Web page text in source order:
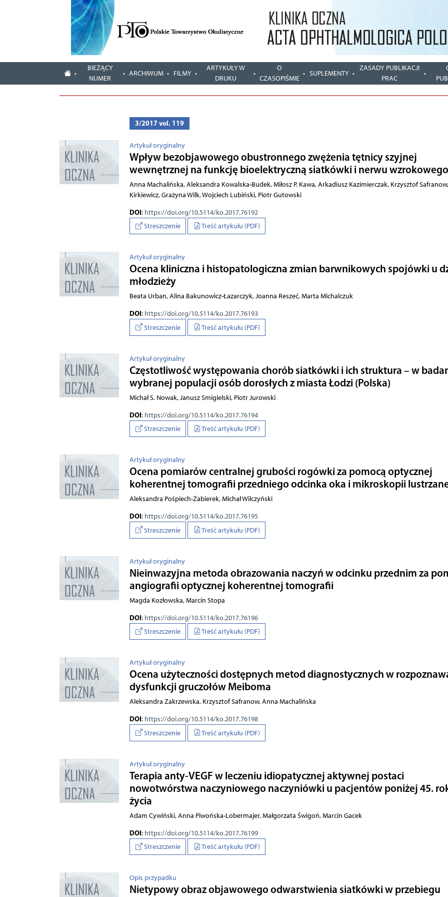
BIEŻĄCY
NUMER
ARCHIWUM FILMY
ARTYKUŁY W
DRUKU
O
CZASOPIŚMIE
SUPLEMENTY
ZASADY PUBLIKACJI
PRAC
3/2017 vol. 119
Artykuł oryginalny
Wpływ bezobjawowego obustronnego zwężenia tętnicy szyjnej
wewnętrznej na funkcję bioelektryczną siatkówki i nerwu wzrokowego
Anna Machalińska, Aleksandra Kowalska-Budek, Miłosz P. Kawa, Arkadiusz Kazimierczak, Krzysztof
Kirkiewicz, Grażyna Wilk, Wojciech Lubiński, Piotr Gutowski
DOI: https://doi.org/10.5114/ko.2017.76192
Streszczenie
Treść artykułu (PDF)
Artykuł oryginalny
Ocena kliniczna i histopatologiczna zmian barwnikowych spojówki u
młodzieży
Beata Urban, Alina Bakunowicz-Łazarczyk, Joanna Reszeć, Marta Michalczuk
DOI: https://doi.org/10.5114/ko.2017.76193
Streszczenie
Treść artykułu (PDF)
Artykuł oryginalny
Częstotliwość występowania chorób siatkówki i ich struktura – w
wybranej populacji osób dorosłych z miasta Łodzi (Polska)
Michał S. Nowak, Janusz Smigielski, Piotr Jurowski
DOI: https://doi.org/10.5114/ko.2017.76194
Streszczenie
Treść artykułu (PDF)
Artykuł oryginalny
Ocena pomiarów centralnej grubości rogówki za pomocą optycznej
koherentnej tomografii przedniego odcinka oka i mikroskopii
Aleksandra Pośpiech-Żabierek, Michał Wilczyński
DOI: https://doi.org/10.5114/ko.2017.76195
Streszczenie
Treść artykułu (PDF)
Artykuł oryginalny
Nieinwazyjna metoda obrazowania naczyń w odcinku przednim za
angiografii optycznej koherentnej tomografii
Magda Kozłowska, Marcin Stopa
DOI: https://doi.org/10.5114/ko.2017.76196
Streszczenie
Treść artykułu (PDF)
Artykuł oryginalny
Ocena użyteczności dostępnych metod diagnostycznych w
dysfunkcji gruczołów Meiboma
Aleksandra Zakrzewska, Krzysztof Safranow, Anna Machalińska
DOI: https://doi.org/10.5114/ko.2017.76198
Streszczenie
Treść artykułu (PDF)
Artykuł oryginalny
Terapia anty-VEGF w leczeniu idiopatycznej aktywnej postaci
nowotwórstwa naczyniowego naczyniówki u pacjentów poniżej 45.
życia
Adam Cywiński, Anna Piwońska-Lobermajer, Małgorzata Świgoń, Marcin Gacek
DOI: https://doi.org/10.5114/ko.2017.76199
Streszczenie
Treść artykułu (PDF)
Opis przypadku
Nietypowy obraz objawowego odwarstwienia siatkówki w przebiegu